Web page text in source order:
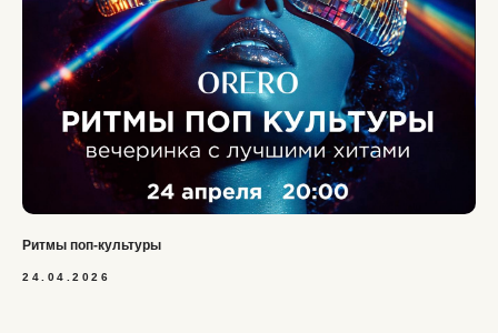
Ритмы поп-культуры
24.04.2026